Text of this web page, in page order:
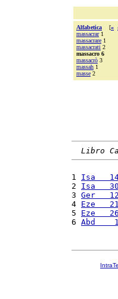
Alfabetica [«
massacrar1
massacrare 1
massacrati 2
massacro 6
massacrò 3
massah 1
masse 2
Libro
1 Isa
2 Isa
3 Ger
4 Eze
5 Eze
6 Abd